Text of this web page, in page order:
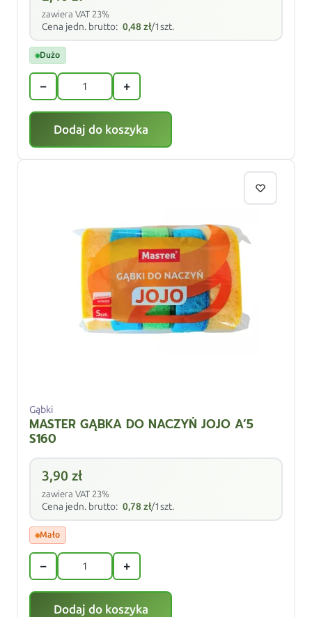
zawiera VAT 23%
Cena jedn. brutto: 0,48zł/1szt.
Dużo
− +
Dodaj do koszyka
Gąbki
MASTER GĄBKA DO NACZYŃ JOJO A’5
S160
3,90zł
zawiera VAT 23%
Cena jedn. brutto: 0,78zł/1szt.
Mało
− +
Dodaj do koszyka